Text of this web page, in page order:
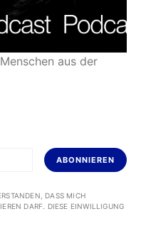
aus der
ABONNIEREN
DASS MICH
DARF. DIESE EINWILLIGUNG